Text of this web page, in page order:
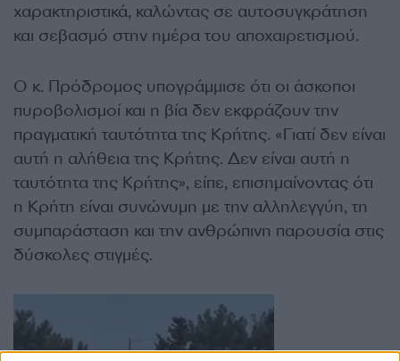
χαρακτηριστικά, καλώντας σε αυτοσυγκράτηση
και σεβασμό στην ημέρα του αποχαιρετισμού.
Ο κ. Πρόδρομος υπογράμμισε ότι οι άσκοποι
πυροβολισμοί και η βία δεν εκφράζουν την
πραγματική ταυτότητα της Κρήτης. «Γιατί δεν είναι
αυτή η αλήθεια της Κρήτης. Δεν είναι αυτή η
ταυτότητα της Κρήτης», είπε, επισημαίνοντας ότι
η Κρήτη είναι συνώνυμη με την αλληλεγγύη, τη
συμπαράσταση και την ανθρώπινη παρουσία στις
δύσκολες στιγμές.